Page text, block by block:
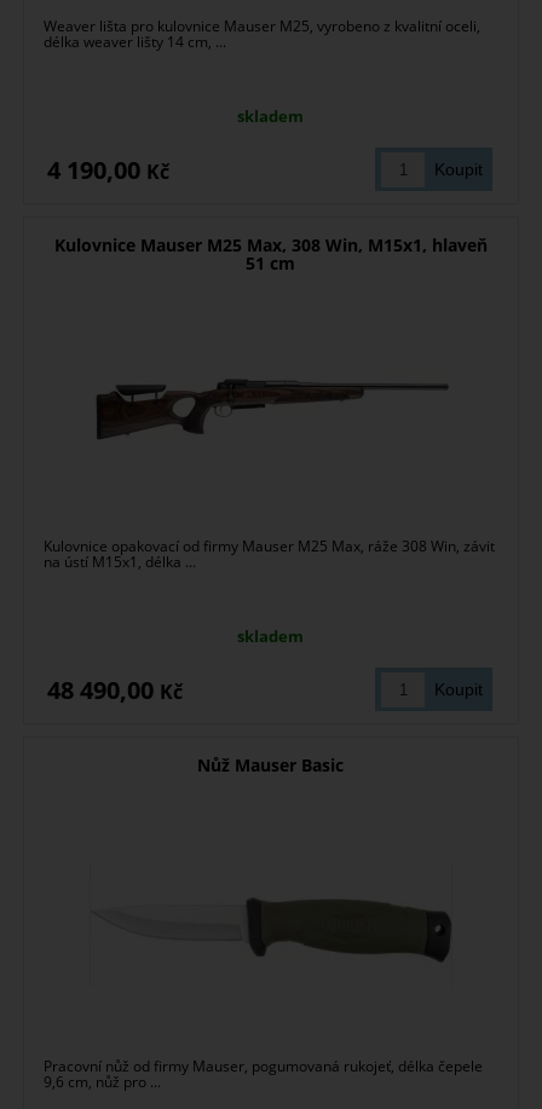
Weaver lišta pro kulovnice Mauser M25, vyrobeno z kvalitní oceli,
délka weaver lišty 14 cm, ...
skladem
4 190,00 Kč
Kulovnice Mauser M25 Max, 308 Win, M15x1, hlaveň
51 cm
Kulovnice opakovací od firmy Mauser M25 Max, ráže 308 Win, závit
na ústí M15x1, délka ...
skladem
48 490,00 Kč
Nůž Mauser Basic
Pracovní nůž od firmy Mauser, pogumovaná rukojeť, délka čepele
9,6 cm, nůž pro ...